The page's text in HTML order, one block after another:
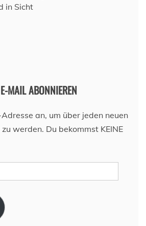
in Sicht
MAIL ABONNIEREN
an, um über jeden neuen
werden. Du bekommst KEINE